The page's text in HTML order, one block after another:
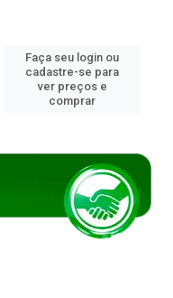
Faça seu login ou
cadastre-se para
ver preços e
comprar